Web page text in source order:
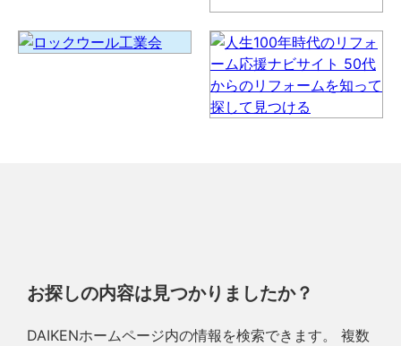
お探しの内容は見つかりましたか？
DAIKENホームページ内の情報を検索できます。 複数